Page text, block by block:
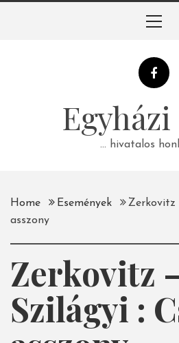
Egyházi
… hivatalos
Home Események
Zerkovitz
asszony
Zerkovitz
Szilágyi :